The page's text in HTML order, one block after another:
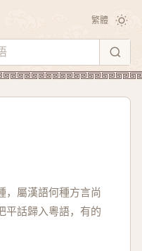
繁體
，屬漢語何種方言尚
平話歸入粵語，有的